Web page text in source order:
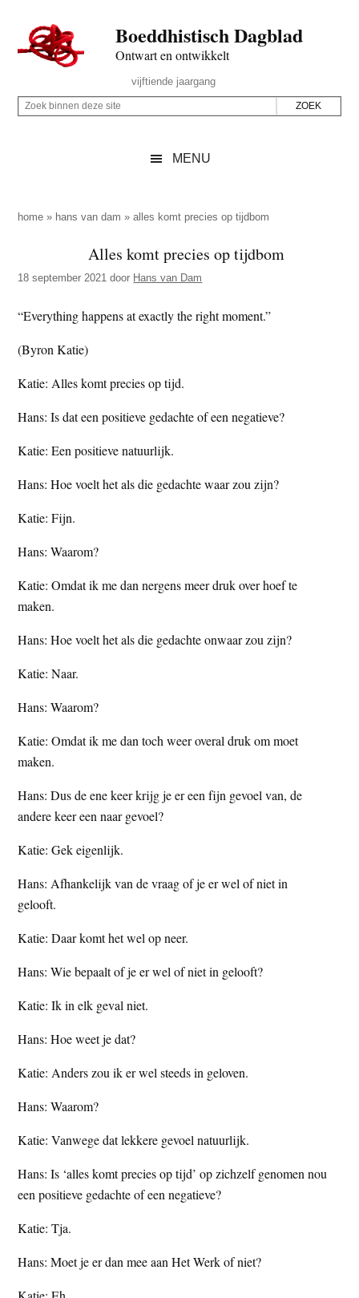
naar
de
inhoud
secondary
naar
de
sidebar
naar
de
Boeddhistisch Dagblad
Ontwart en ontwikkelt
Rechts
vijftiende jaargang
Z
p
z
e
i
t
Z
i
e
d
z
e
i
e
MENU
home » hans van dam »alles komt precies op tijdbom
Alles komt precies op tijdbom
18 september 2021 door Hans van Dam
“Everything happens at exactly the right moment.”
(Byron Katie)
Katie: Alles komt precies op tijd.
Hans: Is dat een positieve gedachte of een negatieve?
Katie: Een positieve natuurlijk.
Hans: Hoe voelt het als die gedachte waar zou zijn?
Katie: Fijn.
Hans: Waarom?
Katie: Omdat ik me dan nergens meer druk over hoef te
maken.
Hans: Hoe voelt het als die gedachte onwaar zou zijn?
Katie: Naar.
Hans: Waarom?
Katie: Omdat ik me dan toch weer overal druk om moet
maken.
Hans: Dus de ene keer krijg je er een fijn gevoel van, de
andere keer een naar gevoel?
Katie: Gek eigenlijk.
Hans: Afhankelijk van de vraag of je er wel of niet in
gelooft.
Katie: Daar komt het wel op neer.
Hans: Wie bepaalt of je er wel of niet in gelooft?
Katie: Ik in elk geval niet.
Hans: Hoe weet je dat?
Katie: Anders zou ik er wel steeds in geloven.
Hans: Waarom?
Katie: Vanwege dat lekkere gevoel natuurlijk.
Hans: Is ‘alles komt precies op tijd’ op zichzelf genomen nou
een positieve gedachte of een negatieve?
Katie: Tja.
Hans: Moet je er dan mee aan Het Werk of niet?